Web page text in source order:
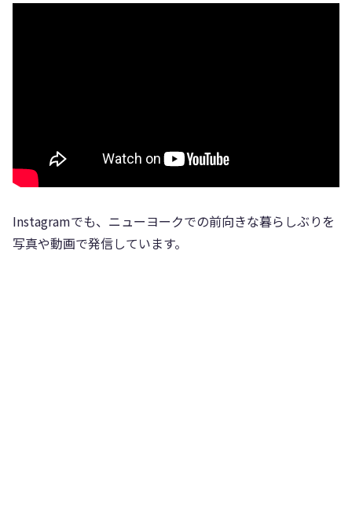
Instagramでも、ニューヨークでの前向きな暮らしぶりを
写真や動画で発信しています。